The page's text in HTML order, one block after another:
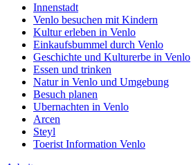
Innenstadt
Venlo besuchen mit Kindern
Kultur erleben in Venlo
Einkaufsbummel durch Venlo
Geschichte und Kulturerbe in Venlo
Essen und trinken
Natur in Venlo und Umgebung
Besuch planen
Ubernachten in Venlo
Arcen
Steyl
Toerist Information Venlo